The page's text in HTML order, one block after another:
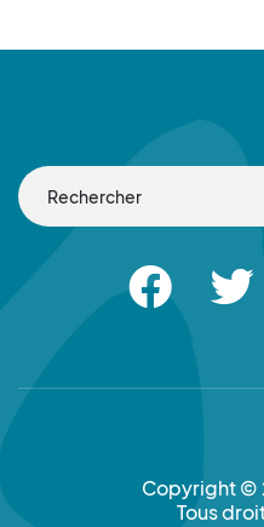
Facebook
Copyright ©
Tous